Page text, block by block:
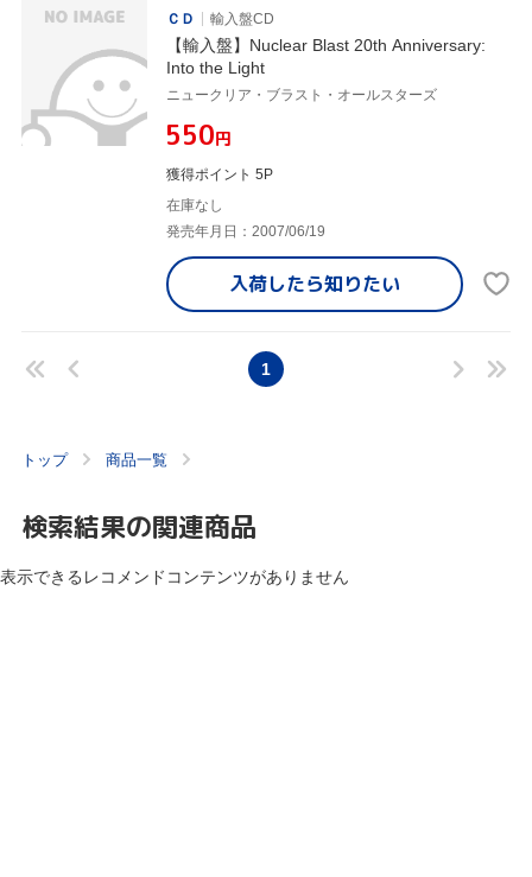
ＣＤ
輸入盤CD
【輸入盤】Nuclear Blast 20th Anniversary:
Into the Light
ニュークリア・ブラスト・オールスターズ
¥550円
獲得ポイント 5P
在庫なし
発売年月日：2007/06/19
入荷したら知りたい
1
トップ 商品一覧
検索結果の関連商品
表示できるレコメンドコンテンツがありません